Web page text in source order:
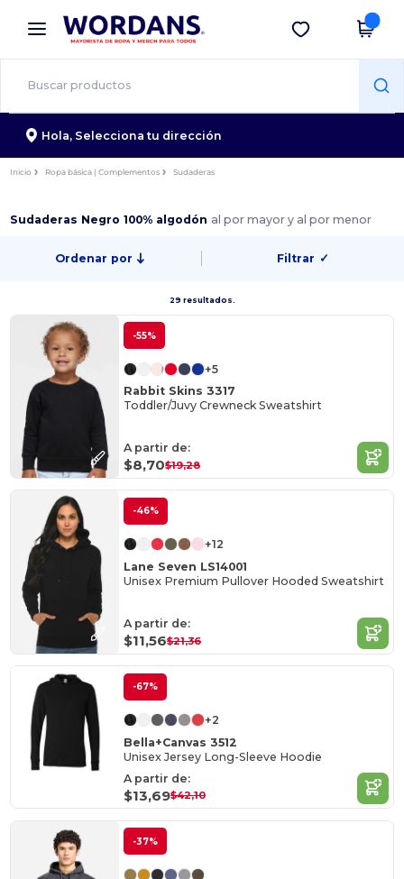
× App de Wordans
¡Mejores precios en app!
Descargar app
Hola, Selecciona tu dirección
Inicio Ropa básica | Complementos Sudaderas
Sudaderas Negro 100% algodón al por mayor y al por menor
Ordenar por Filtrar ✓
29 resultados.
-55%
+5
Rabbit Skins 3317
Toddler/Juvy Crewneck Sweatshirt
A partir de:
$8,70$19,28
-46%
+12
Lane Seven LS14001
Unisex Premium Pullover Hooded Sweatshirt
A partir de:
$11,56$21,36
-67%
+2
Bella+Canvas 3512
Unisex Jersey Long-Sleeve Hoodie
A partir de:
$13,69$42,10
-37%